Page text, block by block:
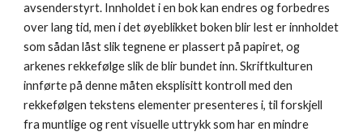
avsenderstyrt. Innholdet i en bok kan endres og forbedres
over lang tid, men i det øyeblikket boken blir lest er innholdet
som sådan låst slik tegnene er plassert på papiret, og
arkenes rekkefølge slik de blir bundet inn. Skriftkulturen
innførte på denne måten eksplisitt kontroll med den
rekkefølgen tekstens elementer presenteres i, til forskjell
fra muntlige og rent visuelle uttrykk som har en mindre